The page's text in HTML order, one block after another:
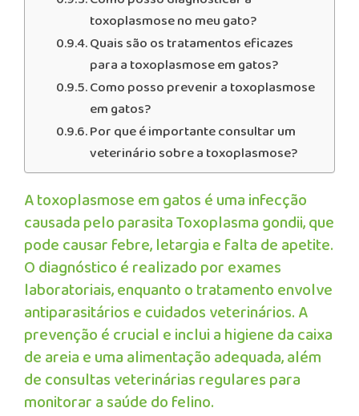
toxoplasmose no meu gato?
Quais são os tratamentos eficazes
para a toxoplasmose em gatos?
Como posso prevenir a toxoplasmose
em gatos?
Por que é importante consultar um
veterinário sobre a toxoplasmose?
A toxoplasmose em gatos é uma infecção
causada pelo parasita Toxoplasma gondii, que
pode causar febre, letargia e falta de apetite.
O diagnóstico é realizado por exames
laboratoriais, enquanto o tratamento envolve
antiparasitários e cuidados veterinários. A
prevenção é crucial e inclui a higiene da caixa
de areia e uma alimentação adequada, além
de consultas veterinárias regulares para
monitorar a saúde do felino.